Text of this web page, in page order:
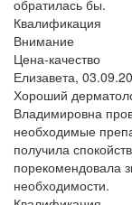
обратилась бы.
Квалификация
Внимание
Цена-качество
Елизавета,
Хороший
Владимировна
необходимые
получила
порекомендовала
необходимости.